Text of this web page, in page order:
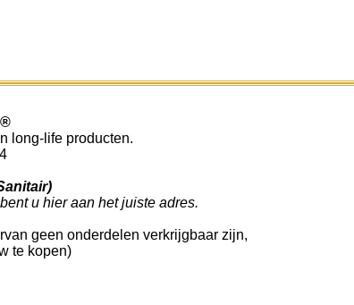
®
long-life producten.
u hier aan het juiste adres.
geen onderdelen verkrijgbaar zijn,
te kopen)